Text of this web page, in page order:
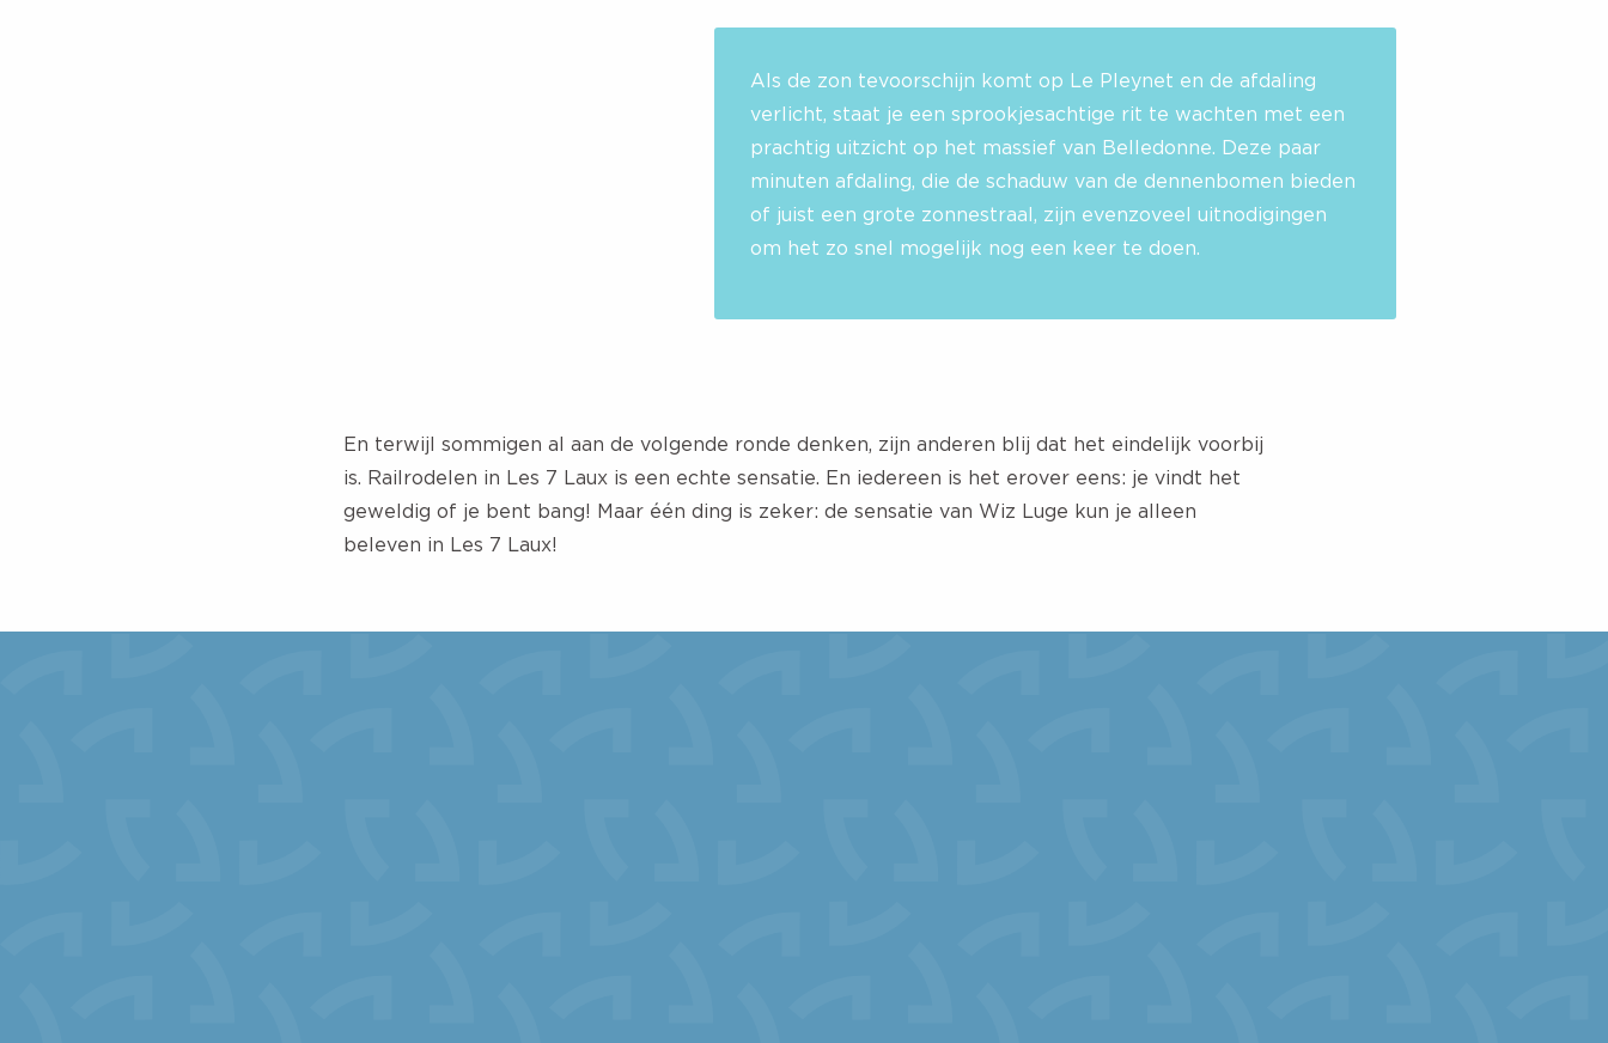
Als de zon tevoorschijn komt op Le Pleynet en de afdaling
verlicht, staat je een sprookjesachtige rit te wachten met een
prachtig uitzicht op het massief van Belledonne. Deze paar
minuten afdaling, die de schaduw van de dennenbomen bieden
of juist een grote zonnestraal, zijn evenzoveel uitnodigingen
om het zo snel mogelijk nog een keer te doen.
En terwijl sommigen al aan de volgende ronde denken, zijn anderen blij dat het eindelijk voorbij
is. Railrodelen in Les 7 Laux is een echte sensatie. En iedereen is het erover eens: je vindt het
geweldig of je bent bang! Maar één ding is zeker: de sensatie van Wiz Luge kun je alleen
beleven in Les 7 Laux!